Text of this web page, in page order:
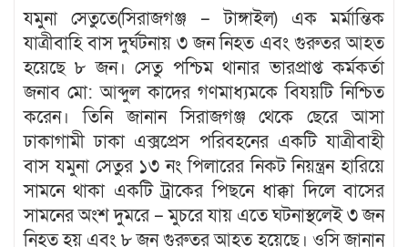
যমুনা সেতুতে(সিরাজগঞ্জ – টাঙ্গাইল) এক মর্মান্তিক
যাত্রীবাহি বাস দুর্ঘটনায় ৩ জন নিহত এবং গুরুতর আহত
হয়েছে ৮ জন। সেতু পশ্চিম থানার ভারপ্রাপ্ত কর্মকর্তা
জনাব মো: আব্দুল কাদের গণমাধ্যমকে বিযয়টি নিশ্চিত
করেন। তিনি জানান সিরাজগঞ্জ থেকে ছেরে আসা
ঢাকাগামী ঢাকা এক্সপ্রেস পরিবহনের একটি যাত্রীবাহী
বাস যমুনা সেতুর ১৩ নং পিলারের নিকট নিয়ন্ত্রন হারিয়ে
সামনে থাকা একটি ট্রাকের পিছনে ধাক্কা দিলে বাসের
সামনের অংশ দুমরে – মুচরে যায় এতে ঘটনাস্থলেই ৩ জন
নিহত হয় এবং ৮ জন গুরুতর আহত হয়েছে। ওসি জানান